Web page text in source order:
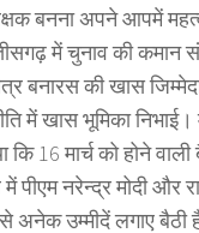
बनना अपने आपमें
में चुनाव की कमान
बनारस की खास
में खास भूमिका
कि 16 मार्च को होने
में पीएम नरेन्द्र मोदी
से अनेक उम्मीदें लगाए